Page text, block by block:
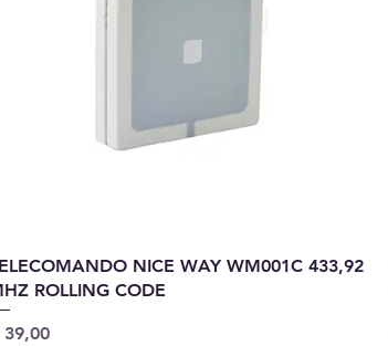
NICE WAY WM001C 433,92
ROLLING CODE